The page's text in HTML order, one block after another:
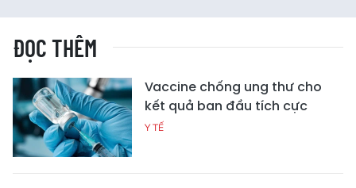
ĐỌC THÊM
Vaccine chống ung thư cho
kết quả ban đầu tích cực
Y TẾ